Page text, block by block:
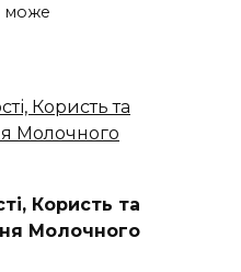
може
Користь та
Молочного